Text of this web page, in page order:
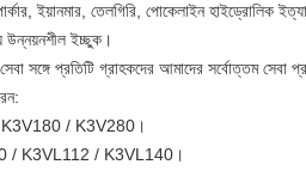
ইয়ানমার, তেলগিরি, পোকেলাইন হাইড্রোলিক
উন্নয়নশীল ইচ্ছুক।
সঙ্গে প্রতিটি গ্রাহকদের আমাদের সর্বোত্তম সেবা
/ K3V280।
/ K3VL112 / K3VL140।